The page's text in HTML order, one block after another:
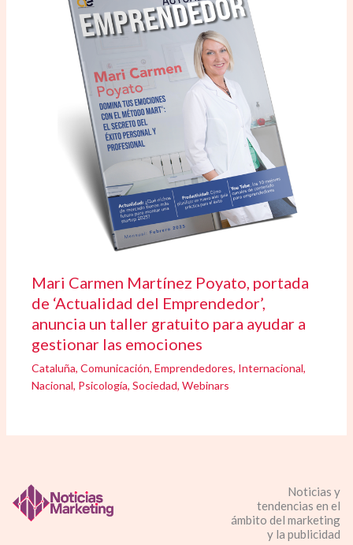
Mari Carmen Martínez Poyato, portada
de ‘Actualidad del Emprendedor’,
anuncia un taller gratuito para ayudar a
gestionar las emociones
Cataluña,Comunicación,Emprendedores, Internacional,
Nacional, Psicología,Sociedad,Webinars
Noticias y
tendencias en el
ámbito del marketing
y la publicidad